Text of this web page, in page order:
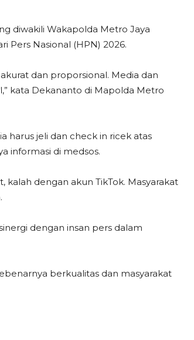
diwakili Wakapolda Metro Jaya
Pers Nasional (HPN) 2026.
dan proporsional. Media dan
kata Dekananto di Mapolda Metro
harus jeli dan check in ricek atas
informasi di medsos.
kalah dengan akun TikTok. Masyarakat
dengan insan pers dalam
berkualitas dan masyarakat